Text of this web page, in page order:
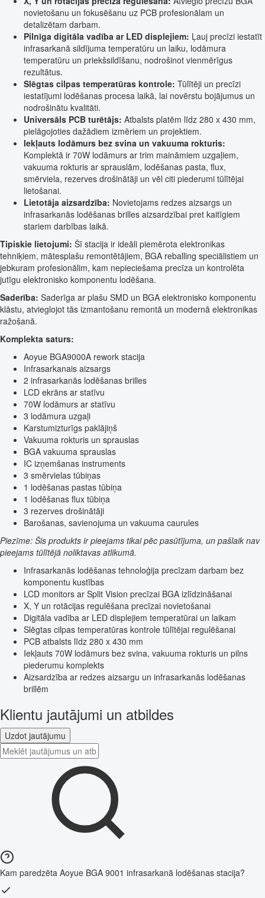
novietošanu un fokusēšanu uz PCB profesionālam un
detalizētam darbam.
Pilnīga digitāla vadība ar LED displejiem: Ļauj precīzi iestatīt
infrasarkanā sildījuma temperatūru un laiku, lodāmura
temperatūru un priekšsildīšanu, nodrošinot vienmērīgus
rezultātus.
Slēgtas cilpas temperatūras kontrole: Tūlītēji un precīzi
iestatījumi lodēšanas procesa laikā, lai novērstu bojājumus un
nodrošinātu kvalitāti.
Universāls PCB turētājs: Atbalsts platēm līdz 280 x 430 mm,
pielāgojoties dažādiem izmēriem un projektiem.
Iekļauts lodāmurs bez svina un vakuuma rokturis:
Komplektā ir 70W lodāmurs ar trim maināmiem uzgaļiem,
vakuuma rokturis ar sprauslām, lodēšanas pasta, flux,
smērviela, rezerves drošinātāji un vēl citi piederumi tūlītējai
lietošanai.
Lietotāja aizsardzība: Novietojams redzes aizsargs un
infrasarkanās lodēšanas brilles aizsardzībai pret kaitīgiem
stariem darbības laikā.
Tipiskie lietojumi: Šī stacija ir ideāli piemērota elektronikas
tehniķiem, mātesplašu remontētājiem, BGA reballing speciālistiem un
jebkuram profesionālim, kam nepieciešama precīza un kontrolēta
jutīgu elektronisko komponentu lodēšana.
Saderība: Saderīga ar plašu SMD un BGA elektronisko komponentu
klāstu, atvieglojot tās izmantošanu remontā un modernā elektronikas
ražošanā.
Komplekta saturs:
Aoyue BGA9000A rework stacija
Infrasarkanais aizsargs
2 infrasarkanās lodēšanas brilles
LCD ekrāns ar statīvu
70W lodāmurs ar statīvu
3 lodāmura uzgaļi
Karstumizturīgs paklājiņš
Vakuuma rokturis un sprauslas
BGA vakuuma sprauslas
IC izņemšanas instruments
3 smērvielas tūbiņas
1 lodēšanas pastas tūbiņa
1 lodēšanas flux tūbiņa
3 rezerves drošinātāji
Barošanas, savienojuma un vakuuma caurules
Piezīme: Šis produkts ir pieejams tikai pēc pasūtījuma, un pašlaik nav
pieejams tūlītējā noliktavas atlikumā.
Infrasarkanās lodēšanas tehnoloģija precīzam darbam bez
komponentu kustības
LCD monitors ar Split Vision precīzai BGA izlīdzināšanai
X, Y un rotācijas regulēšana precīzai novietošanai
Digitāla vadība ar LED displejiem temperatūrai un laikam
Slēgtas cilpas temperatūras kontrole tūlītējai regulēšanai
PCB atbalsts līdz 280 x 430 mm
Iekļauts 70W lodāmurs bez svina, vakuuma rokturis un pilns
piederumu komplekts
Aizsardzība ar redzes aizsargu un infrasarkanās lodēšanas
brillēm
Klientu jautājumi un atbildes
Uzdot jautājumu
Kam paredzēta Aoyue BGA 9001 infrasarkanā lodēšanas stacija?